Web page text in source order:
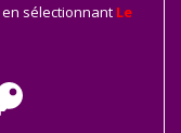
sélectionnant Le